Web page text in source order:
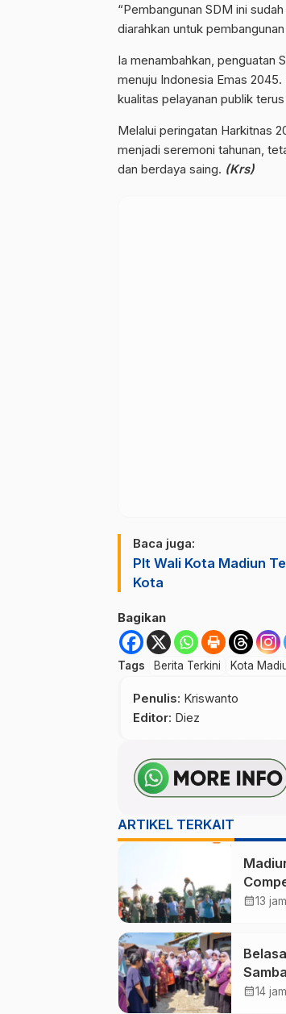
“Pembangunan SDM ini
diarahkan untuk
Ia menambahkan, penguatan
menuju Indonesia Emas
kualitas pelayanan publik
Melalui peringatan Harkitnas
menjadi seremoni tahunan,
dan berdaya saing. (Krs)
Baca juga:
Plt Wali Kota Madiun
Kota
Bagikan
Tags Berita Terkini Kota
Penulis: Kriswanto
Editor: Diez
ARTIKEL TERKAIT
calendar_month13
calendar_month14